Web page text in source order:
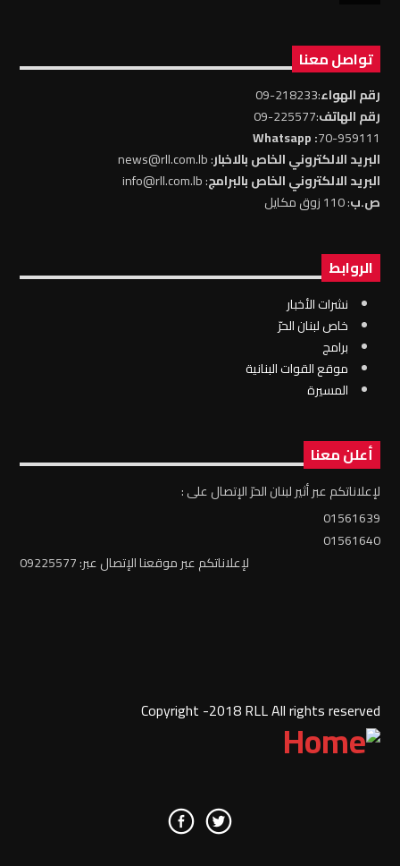
تواصل معنا
رقم الهواء:218233-09
رقم الهاتف:225577-09
70-959111
: Whatsapp
البريد الالكتروني الخاص بالاخبار: news@rll.com.lb
البريد الالكتروني الخاص بالبرامج: info@rll.com.lb
ص.ب: 110 زوق مكايل
الروابط
نشرات الأخبار
خاص لبنان الحرّ
برامج
موقع القوات البنانية
المسيرة
أعلن معنا
لإعلاناتكم عبر أثير لبنان الحرّ الإتصال على :
01561639
01561640
لإعلاناتكم عبر موقعنا الإتصال عبر: 09225577
Copyright -2018 RLL All rights reserved